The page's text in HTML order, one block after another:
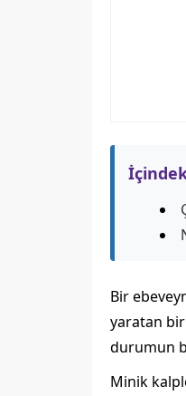
Bir
yaratan bir
durumun
Minik